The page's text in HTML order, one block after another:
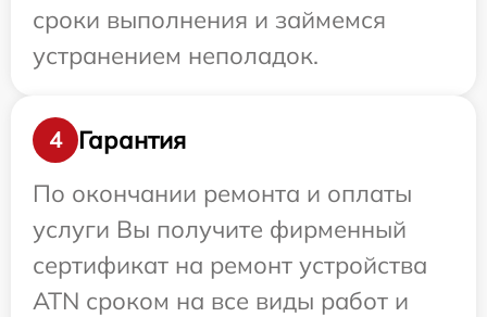
сроки выполнения и займемся
устранением неполадок.
4
Гарантия
По окончании ремонта и оплаты
услуги Вы получите фирменный
сертификат на ремонт устройства
ATN сроком на все виды работ и